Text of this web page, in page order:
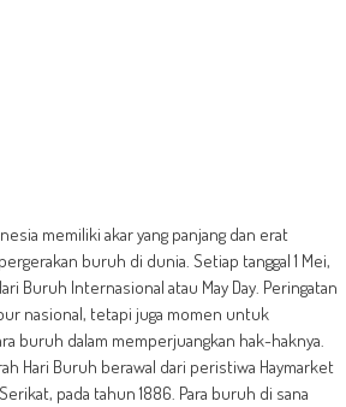
memiliki akar yang panjang dan erat
buruh di dunia. Setiap tanggal 1 Mei,
Buruh Internasional atau May Day. Peringatan
nasional, tetapi juga momen untuk
buruh dalam memperjuangkan hak-haknya.
Hari Buruh berawal dari peristiwa Haymarket
pada tahun 1886. Para buruh di sana